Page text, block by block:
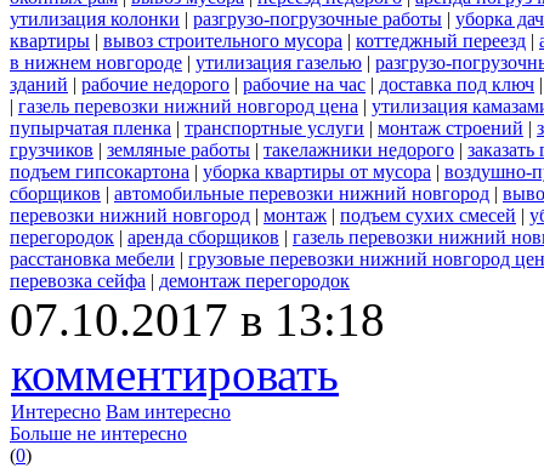
утилизация колонки | разгрузо-погрузочные работы | уборка
квартиры | вывоз строительного мусора | коттеджный переезд |
в нижнем новгороде | утилизация газелью | разгрузо-
зданий | рабочие недорого | рабочие на час | доставка под ключ
| газель перевозки нижний новгород цена | утилизация
пупырчатая пленка | транспортные услуги | монтаж строений |
грузчиков | земляные работы | такелажники недорого |
подъем гипсокартона | уборка квартиры от мусора | воздушно-
сборщиков | автомобильные перевозки нижний новгород |
перевозки нижний новгород | монтаж | подъем сухих смесей |
перегородок | аренда сборщиков | газель перевозки нижний
расстановка мебели | грузовые перевозки нижний новгород
перевозка сейфа | демонтаж перегородок
07.10.2017 в 13:18
комментировать
Интересно Вам интересно
Больше не интересно
(0)